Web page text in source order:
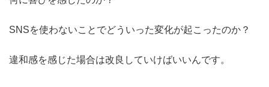
SNSを使わないことでどういった変化が起こったのか？
違和感を感じた場合は改良していけばいいんです。